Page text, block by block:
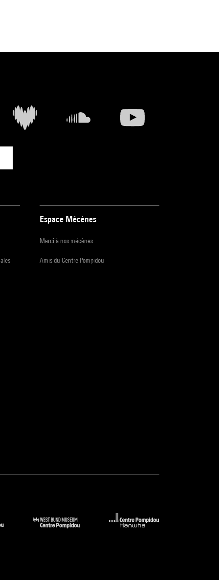
Espace Mécènes
Merci à nos mécènes
Amis du Centre Pompidou